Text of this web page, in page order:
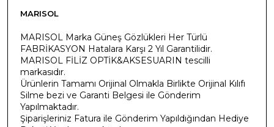
MARISOL
MARISOL Marka Güneş Gözlükleri Her Türlü
FABRİKASYON Hatalara Karşı 2 Yıl Garantilidir.
MARISOL FİLİZ OPTİK&AKSESUARIN tescilli
markasıdır.
Ürünlerin Tamamı Orijinal Olmakla Birlikte Orijinal Kılıfı
Silme bezi ve Garanti Belgesi ile Gönderim
Yapılmaktadır.
Şiparişleriniz Fatura ile Gönderim Yapıldığından Hediye